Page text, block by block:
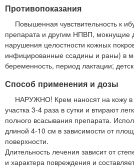
Противопоказания
Повышенная чувствительность к
препарата и другим НПВП, мокнущие
нарушения целостности кожных
инфицированные ссадины и раны) в
беременность, период лактации;
Способ применения и дозы
НАРУЖНО! Крем наносят на кожу в
участка 3-4 раза в сутки и втирают
полного всасывания препарата.
длиной 4-10 см в зависимости от
поверхности.
Длительность лечения зависит от
и характера повреждения и